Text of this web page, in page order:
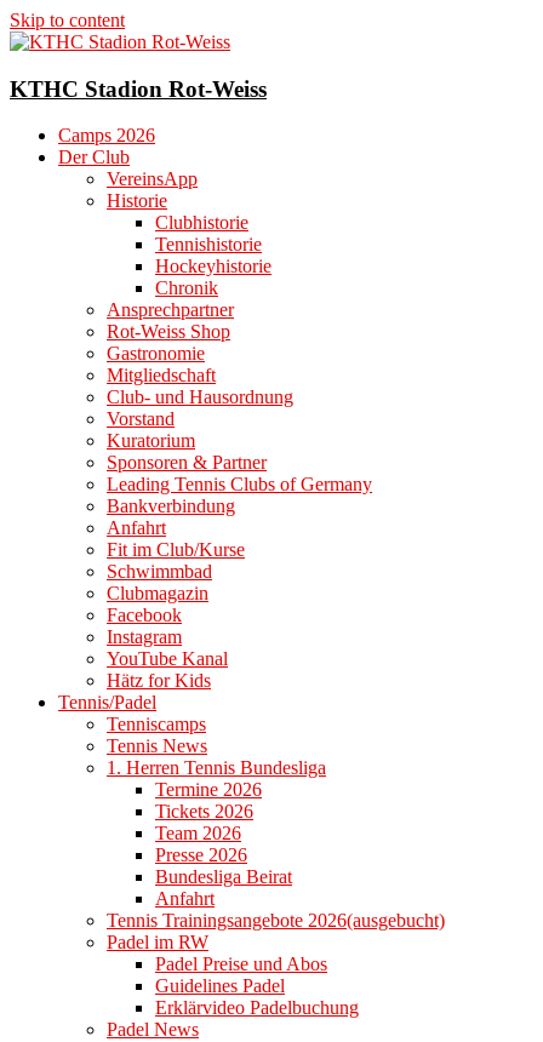
Skip to content
KTHC Stadion Rot-Weiss
Camps 2026
Der Club
VereinsApp
Historie
Clubhistorie
Tennishistorie
Hockeyhistorie
Chronik
Ansprechpartner
Rot-Weiss Shop
Gastronomie
Mitgliedschaft
Club- und Hausordnung
Vorstand
Kuratorium
Sponsoren & Partner
Leading Tennis Clubs of Germany
Bankverbindung
Anfahrt
Fit im Club/Kurse
Schwimmbad
Clubmagazin
Facebook
Instagram
YouTube Kanal
Hätz for Kids
Tennis/Padel
Tenniscamps
Tennis News
1. Herren Tennis Bundesliga
Termine 2026
Tickets 2026
Team 2026
Presse 2026
Bundesliga Beirat
Anfahrt
Tennis Trainingsangebote 2026(ausgebucht)
Padel im RW
Padel Preise und Abos
Guidelines Padel
Erklärvideo Padelbuchung
Padel News